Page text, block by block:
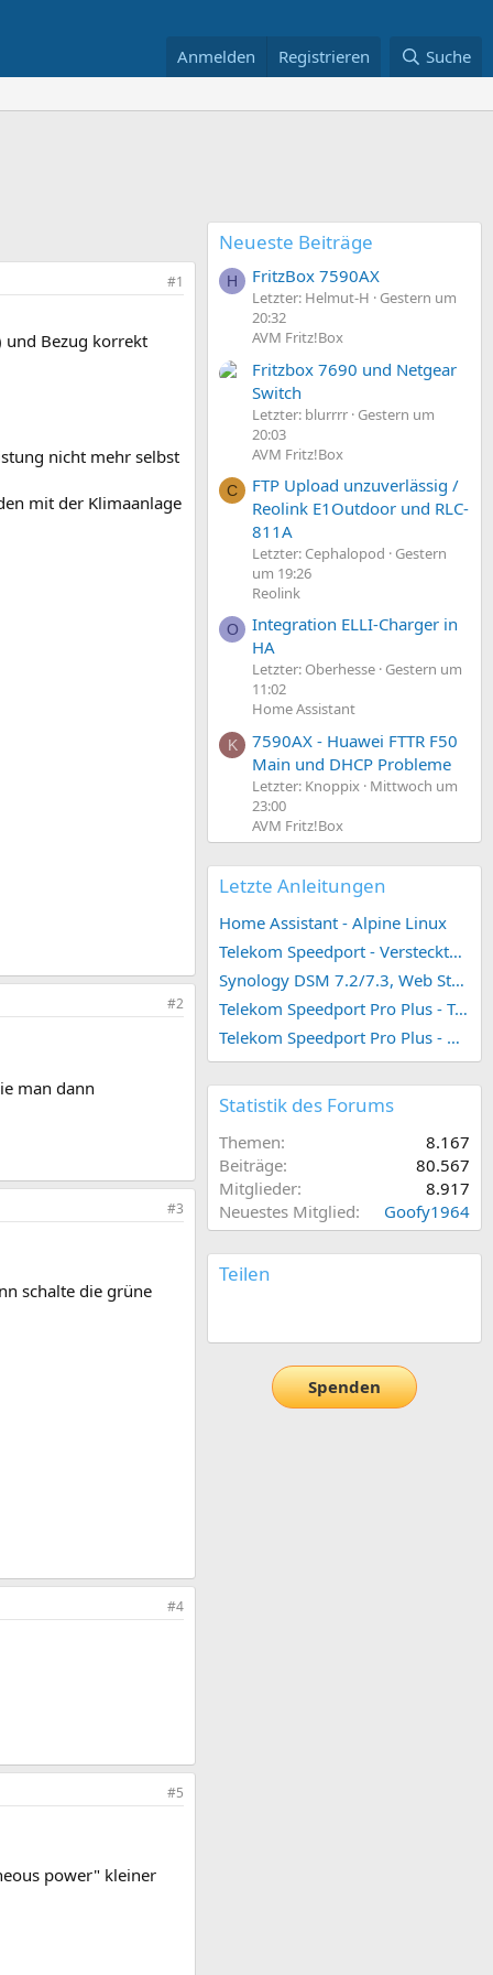
Anmelden Registrieren Suche
#1
und Bezug korrekt
nicht mehr selbst
mit der Klimaanlage
#2
man dann
#3
schalte die grüne
#4
#5
power" kleiner
Neueste Beiträge
H FritzBox 7590AX
Letzter: Helmut-H
Gestern um
20:32
AVM Fritz!Box
Fritzbox 7690 und Netgear
Switch
Letzter: blurrrr Gestern um
20:03
AVM Fritz!Box
C
FTP Upload unzuverlässig /
Reolink E1Outdoor und RLC-
811A
Letzter: Cephalopod
Gestern
um 19:26
Reolink
O
Integration ELLI-Charger in
HA
Letzter: Oberhesse Gestern um
11:02
Home Assistant
K
7590AX - Huawei FTTR F50
Main und DHCP Probleme
Letzter: Knoppix
Mittwoch um
23:00
AVM Fritz!Box
Letzte Anleitungen
Home Assistant - Alpine Linux
Telekom Speedport - Versteckte Konfigurationen
Synology DSM 7.2/7.3, Web Station 4, Webdienst und Webportal erstellen (ehemals vHost)
Telekom Speedport Pro Plus - Telefonie einrichten
Telekom Speedport Pro Plus - Netzwerk einrichten
Statistik des Forums
Themen
8.167
Beiträge
80.567
Mitglieder
8.917
Neuestes Mitglied
Goofy1964
Teilen
Spenden